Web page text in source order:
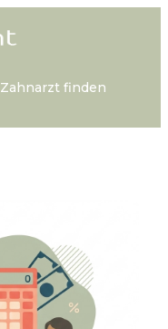
Zahnarzt finden